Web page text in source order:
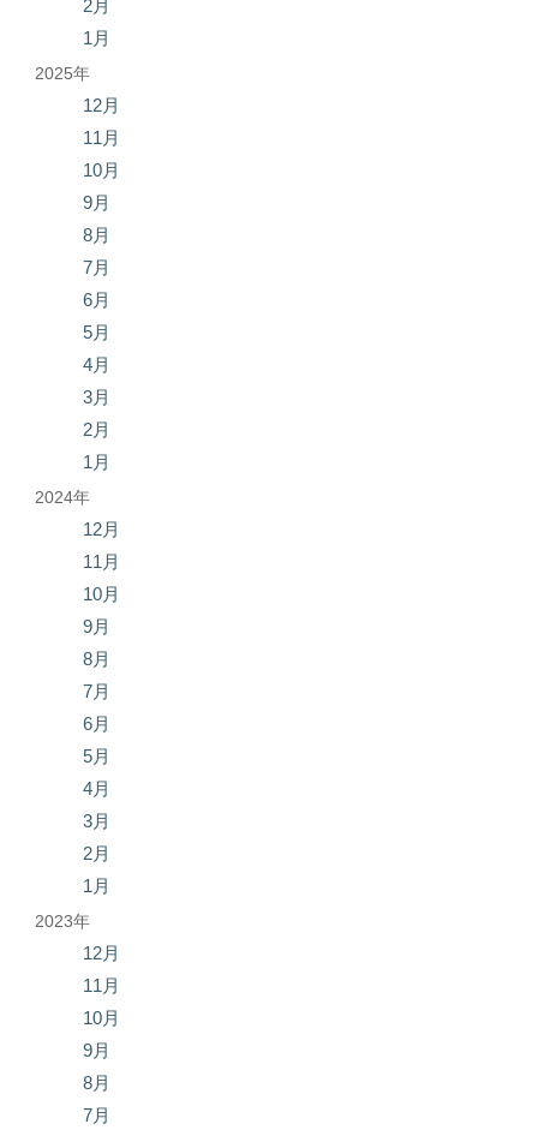
2月
1月
2025年
12月
11月
10月
9月
8月
7月
6月
5月
4月
3月
2月
1月
2024年
12月
11月
10月
9月
8月
7月
6月
5月
4月
3月
2月
1月
2023年
12月
11月
10月
9月
8月
7月